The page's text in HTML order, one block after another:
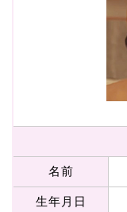
名前
生年月日